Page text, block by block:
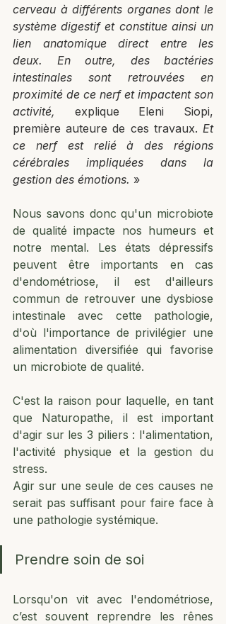
cerveau à différents organes dont le
système digestif et constitue ainsi un
lien anatomique direct entre les
deux. En outre, des bactéries
intestinales sont retrouvées en
proximité de ce nerf et impactent son
activité, explique Eleni Siopi,
première auteure de ces travaux. Et
ce nerf est relié à des régions
cérébrales impliquées dans la
gestion des émotions. »
Nous savons donc qu'un microbiote
de qualité impacte nos humeurs et
notre mental. Les états dépressifs
peuvent être importants en cas
d'endométriose, il est d'ailleurs
commun de retrouver une dysbiose
intestinale avec cette pathologie,
d'où l'importance de privilégier une
alimentation diversifiée qui favorise
un microbiote de qualité.
C'est la raison pour laquelle, en tant
que Naturopathe, il est important
d'agir sur les 3 piliers : l'alimentation,
l'activité physique et la gestion du
stress.
Agir sur une seule de ces causes ne
serait pas suffisant pour faire face à
une pathologie systémique.
Prendre soin de soi
Lorsqu'on vit avec l'endométriose,
c’est souvent reprendre les rênes